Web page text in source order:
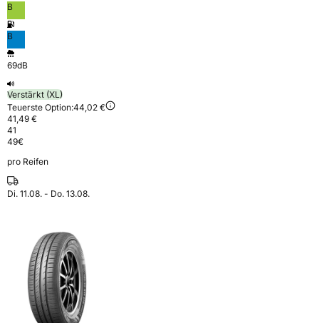
B
B
69dB
Verstärkt (XL)
Teuerste Option:44,02 €
41,49 €
41
49€
pro Reifen
Di. 11.08. - Do. 13.08.